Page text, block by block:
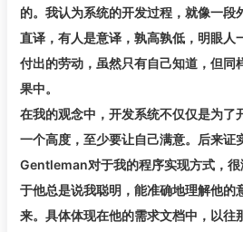
的。我认为系统的开发过程，就像一段
直译，有人是意译，孰高孰低，明眼人
付出的劳动，虽然只有自己知道，但同
果中。
在我的观念中，开发系统不仅仅是为了
一个高度，至少要让自己满意。后来证
Gentleman对于我的程序实现方式，
于他总是说我聪明，能准确地理解他的
来。具体体现在他的需求文档中，以往